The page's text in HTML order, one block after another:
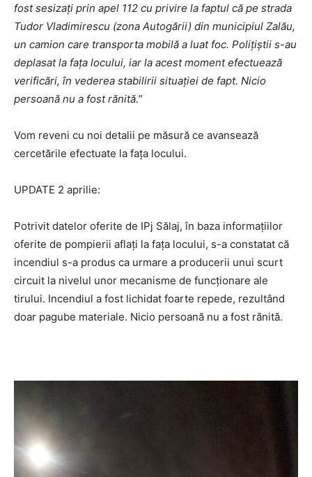
fost sesizați prin apel 112 cu privire la faptul că pe strada
Tudor Vladimirescu (zona Autogării) din municipiul Zalău,
un camion care transporta mobilă a luat foc. Polițiștii s-au
deplasat la fața locului, iar la acest moment efectuează
verificări, în vederea stabilirii situației de fapt. Nicio
persoană nu a fost rănită.”
Vom reveni cu noi detalii pe măsură ce avansează
cercetările efectuate la fața locului.
UPDATE 2 aprilie:
Potrivit datelor oferite de IPj Sălaj, în baza informațiilor
oferite de pompierii aflați la fața locului, s-a constatat că
incendiul s-a produs ca urmare a producerii unui scurt
circuit la nivelul unor mecanisme de funcționare ale
tirului. Incendiul a fost lichidat foarte repede, rezultând
doar pagube materiale. Nicio persoană nu a fost rănită.